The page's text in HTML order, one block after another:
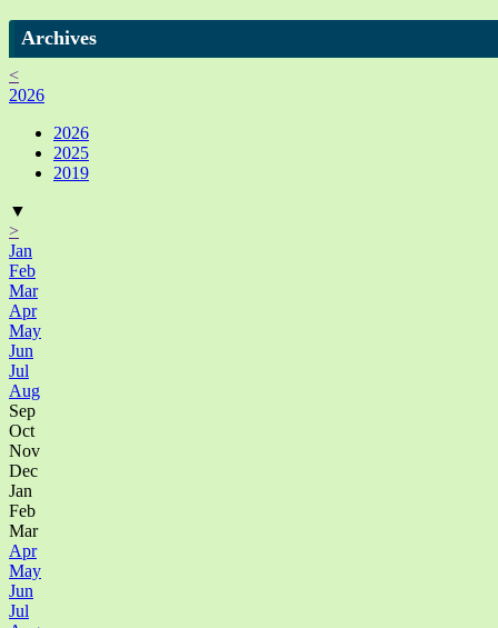
Archives
<
2026
2026
2025
2019
▼
>
Jan
Feb
Mar
Apr
May
Jun
Jul
Aug
Sep
Oct
Nov
Dec
Jan
Feb
Mar
Apr
May
Jun
Jul